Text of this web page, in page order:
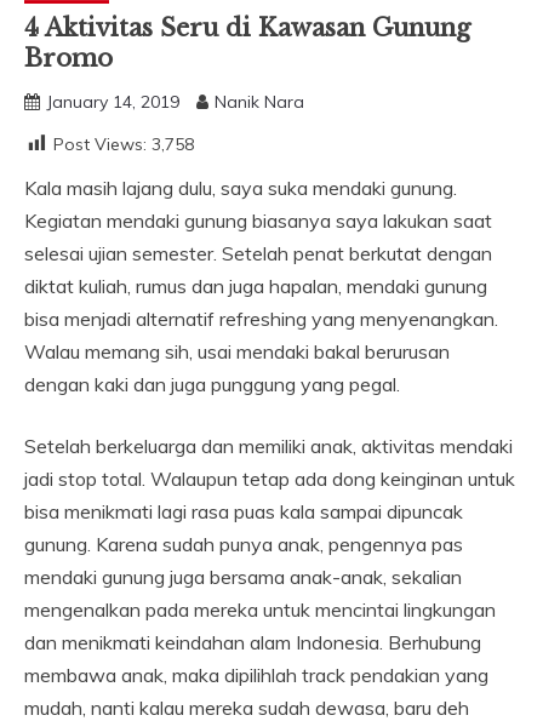
4 Aktivitas Seru di Kawasan Gunung
Bromo
January 14, 2019
Nanik Nara
Post Views: 3,758
Kala masih lajang dulu, saya suka mendaki gunung.
Kegiatan mendaki gunung biasanya saya lakukan saat
selesai ujian semester. Setelah penat berkutat dengan
diktat kuliah, rumus dan juga hapalan, mendaki gunung
bisa menjadi alternatif refreshing yang menyenangkan.
Walau memang sih, usai mendaki bakal berurusan
dengan kaki dan juga punggung yang pegal.
Setelah berkeluarga dan memiliki anak, aktivitas mendaki
jadi stop total. Walaupun tetap ada dong keinginan untuk
bisa menikmati lagi rasa puas kala sampai dipuncak
gunung. Karena sudah punya anak, pengennya pas
mendaki gunung juga bersama anak-anak, sekalian
mengenalkan pada mereka untuk mencintai lingkungan
dan menikmati keindahan alam Indonesia. Berhubung
membawa anak, maka dipilihlah track pendakian yang
mudah, nanti kalau mereka sudah dewasa, baru deh